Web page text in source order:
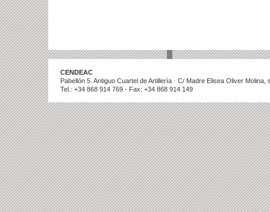
CENDEAC
Pabellón 5. Antiguo Cuartel de Artillería · C/ Madre Elisea Oliver
Tel.: +34 868 914 769 - Fax: +34 868 914 149